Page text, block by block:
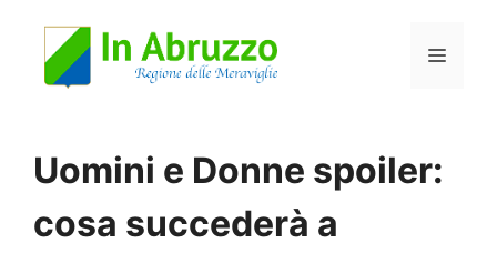
Menu
Uomini e Donne spoiler:
cosa succederà a